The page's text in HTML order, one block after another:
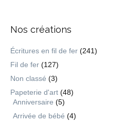
Nos créations
Écritures en fil de fer (241)
Fil de fer (127)
Non classé (3)
Papeterie d'art (48)
Anniversaire (5)
Arrivée de bébé (4)